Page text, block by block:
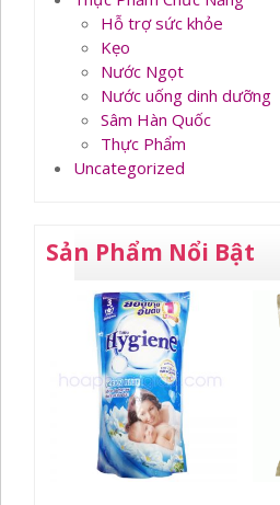
Hỗ trợ sức khỏe
Kẹo
Nước Ngọt
Nước uống dinh dưỡng
Sâm Hàn Quốc
Thực Phẩm
Uncategorized
Sản Phẩm Nổi Bật